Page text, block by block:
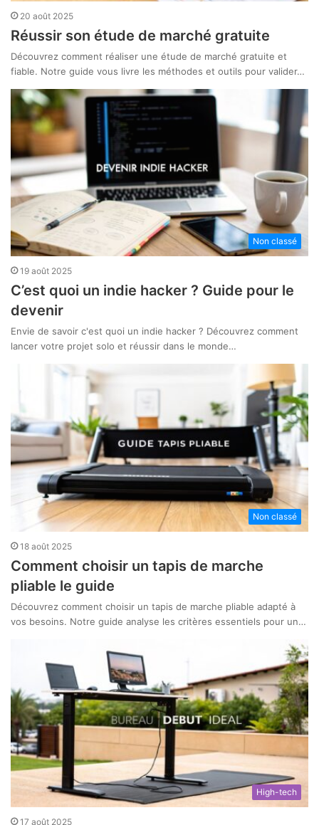
20 août 2025
Réussir son étude de marché gratuite
Découvrez comment réaliser une étude de marché gratuite et
fiable. Notre guide vous livre les méthodes et outils pour valider…
Non classé
19 août 2025
C’est quoi un indie hacker ? Guide pour le
devenir
Envie de savoir c'est quoi un indie hacker ? Découvrez comment
lancer votre projet solo et réussir dans le monde…
Non classé
18 août 2025
Comment choisir un tapis de marche
pliable le guide
Découvrez comment choisir un tapis de marche pliable adapté à
vos besoins. Notre guide analyse les critères essentiels pour un…
High-tech
17 août 2025